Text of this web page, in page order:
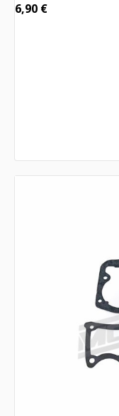
6,90 €